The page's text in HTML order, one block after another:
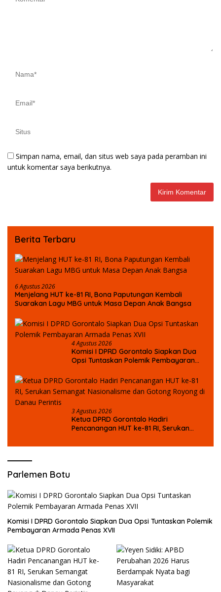
Simpan nama, email, dan situs web saya pada peramban ini
untuk komentar saya berikutnya.
Berita Terbaru
6 Agustus 2026
Menjelang HUT ke-81 RI, Bona Paputungan Kembali
Suarakan Lagu MBG untuk Masa Depan Anak Bangsa
4 Agustus 2026
Komisi I DPRD Gorontalo Siapkan Dua
Opsi Tuntaskan Polemik Pembayaran
3 Agustus 2026
Ketua DPRD Gorontalo Hadiri
Pencanangan HUT ke-81 RI, Serukan
Royong di Danau Perintis
Parlemen Botu
Komisi I DPRD Gorontalo Siapkan Dua Opsi Tuntaskan Polemik
Pembayaran Armada Penas XVII